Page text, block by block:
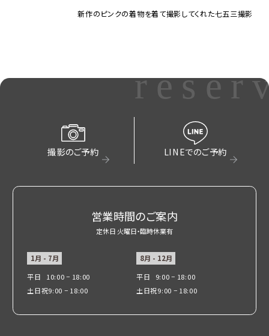
新作のピンクの着物を着て撮影してくれた七五三撮影
撮影のご予約 LINEでのご予約
営業時間のご案内
定休日 火曜日・臨時休業有
1月 - 7月
平日
10:00 − 18:00
土日祝9:00 − 18:00
8月 - 12月
平日
9:00 − 18:00
土日祝9:00 − 18:00